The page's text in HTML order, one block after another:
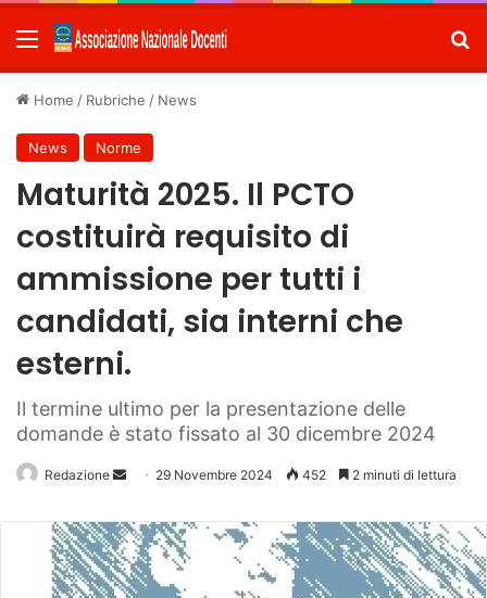
Menu
Home / Rubriche / News
News Norme
Maturità 2025. Il PCTO
costituirà requisito di
ammissione per tutti i
candidati, sia interni che
esterni.
Il termine ultimo per la presentazione delle
domande è stato fissato al 30 dicembre 2024
Redazione
Invia 29 Novembre 2024 452 2 minuti di lettura